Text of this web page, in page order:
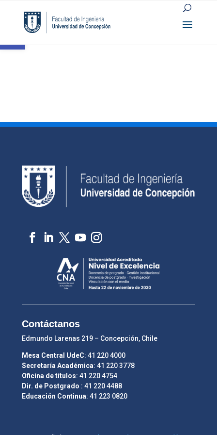
Open toolbar
Contáctanos
Edmundo Larenas 219 – Concepción, Chile
Mesa Central UdeC: 41 220 4000
Secretaría Académica: 41 220 3778
Oficina de títulos: 41 220 4754
Dir. de Postgrado : 41 220 4488
Educación Continua: 41 223 0820